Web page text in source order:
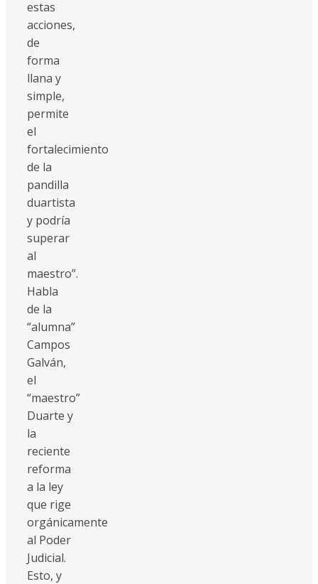
estas
acciones,
de
forma
llana y
simple,
permite
el
fortalecimiento
de la
pandilla
duartista
y podría
superar
al
maestro”.
Habla
de la
“alumna”
Campos
Galván,
el
“maestro”
Duarte y
la
reciente
reforma
a la ley
que rige
orgánicamente
al Poder
Judicial.
Esto, y